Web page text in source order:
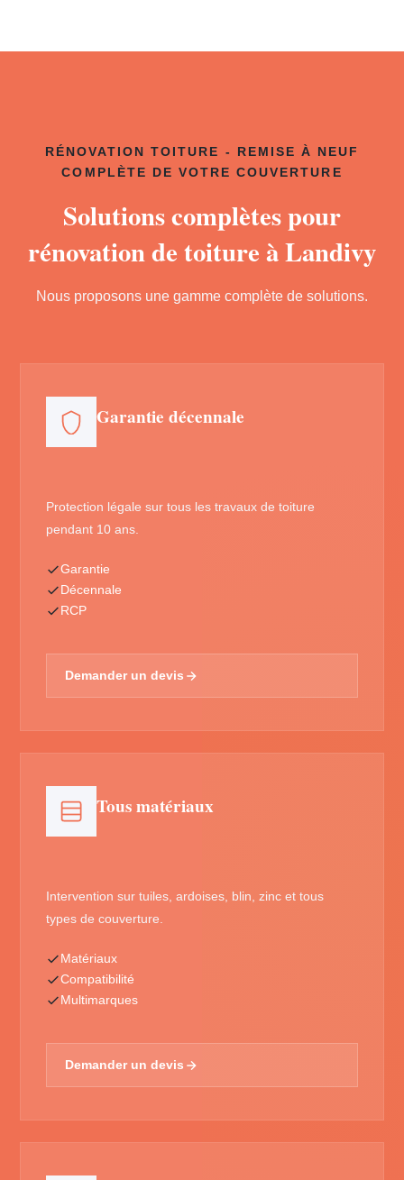
RÉNOVATION TOITURE - REMISE À NEUF
COMPLÈTE DE VOTRE COUVERTURE
Solutions complètes pour
rénovation de toiture à Landivy
Nous proposons une gamme complète de solutions.
Garantie décennale
Protection légale sur tous les travaux de toiture
pendant 10 ans.
Garantie
Décennale
RCP
Demander un devis
Tous matériaux
Intervention sur tuiles, ardoises, blin, zinc et tous
types de couverture.
Matériaux
Compatibilité
Multimarques
Demander un devis